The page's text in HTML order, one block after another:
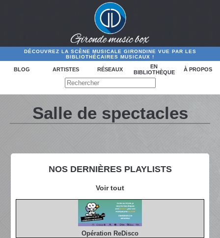
DÉCOUVREZ LA SCÈNE MUSICALE GIRONDINE VUE PAR LES
BIBLIOTHÉCAIRES MUSICAUX !
BLOG ARTISTES RÉSEAUX
EN
BIBLIOTHÈQUE
À PROPOS
NOS DERNIÈRES PLAYLISTS
Voir tout
Opération ReDisco
Salle de spectacles